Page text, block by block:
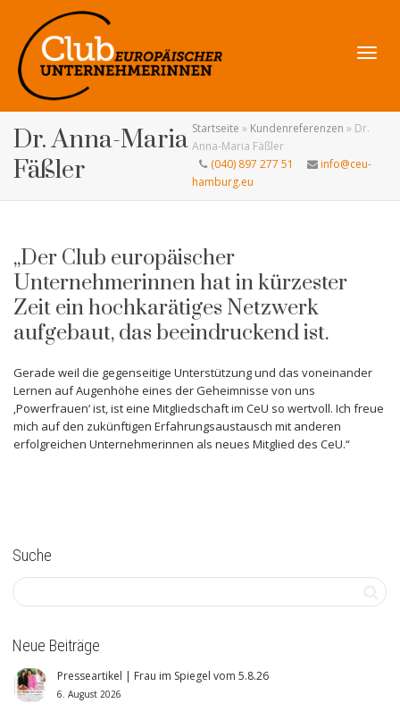
Dr. Anna-Maria
Fäßler
Startseite » Kundenreferenzen » Dr.
Anna-Maria Fäßler
(040) 897 277 51
info@ceu-
hamburg.eu
„Der Club europäischer
Unternehmerinnen hat in kürzester
Zeit ein hochkarätiges Netzwerk
aufgebaut, das beeindruckend ist.
Gerade weil die gegenseitige Unterstützung und das voneinander
Lernen auf Augenhöhe eines der Geheimnisse von uns
‚Powerfrauen‘ ist, ist eine Mitgliedschaft­ im CeU so wertvoll. Ich freue
mich auf den zukün­ftigen Erfahrungsaustausch mit anderen
erfolgreichen Unternehmerinnen als neues Mitglied des CeU.“
Suche
Neue Beiträge
Presseartikel | Frau im Spiegel vom 5.8.26
6. August 2026